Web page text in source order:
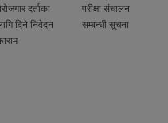
दर्ताका
दिने निवेदन
परीक्षा संचालन
सम्बन्धी सूचना